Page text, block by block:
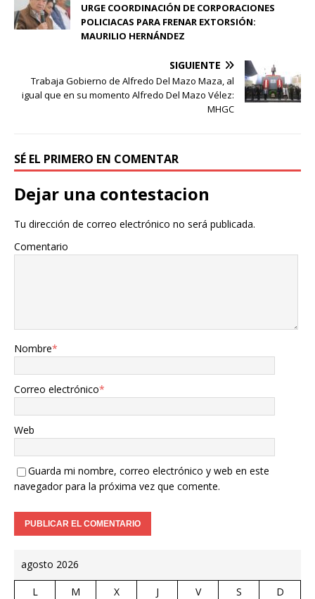
URGE COORDINACIÓN DE CORPORACIONES
POLICIACAS PARA FRENAR EXTORSIÓN:
MAURILIO HERNÁNDEZ
SIGUIENTE
Trabaja Gobierno de Alfredo Del Mazo Maza, al
igual que en su momento Alfredo Del Mazo Vélez:
MHGC
SÉ EL PRIMERO EN COMENTAR
Dejar una contestacion
Tu dirección de correo electrónico no será publicada.
Comentario
Nombre*
Correo electrónico*
Web
Guarda mi nombre, correo electrónico y web en este
navegador para la próxima vez que comente.
agosto 2026
L M X J V S D